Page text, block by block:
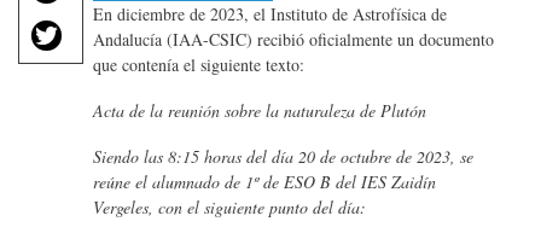
e
b
T
w
te
En diciembre de 2023, el Instituto de Astrofísica de
Andalucía (IAA-CSIC) recibió oficialmente un documento
que contenía el siguiente texto:
Acta de la reunión sobre la naturaleza de Plutón
Siendo las 8:15 horas del día 20 de octubre de 2023, se
reúne el alumnado de 1º de ESO B del IES Zaidín
Vergeles, con el siguiente punto del día: